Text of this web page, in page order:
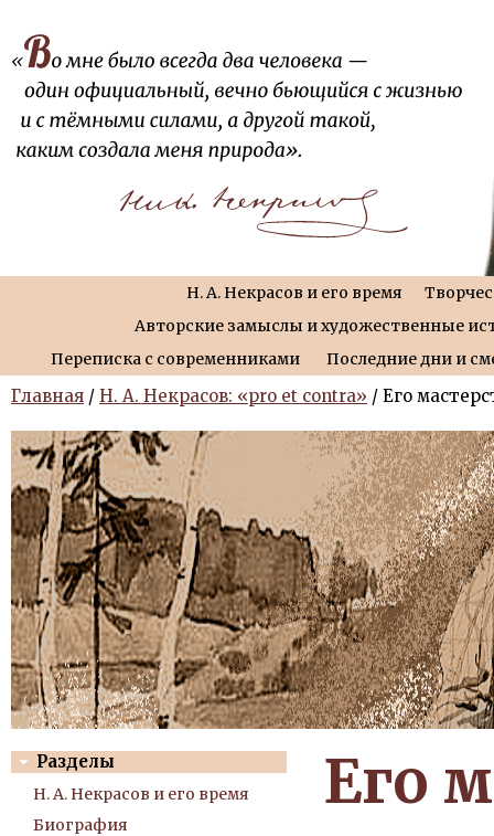
Н. А. Некрасов и его время
Авторские замыслы и художественные
Переписка с современниками
Последние дни и
Главная / Н. А. Некрасов: «pro et contra» / Его
Разделы
Н. А. Некрасов и его время
Биография
Его